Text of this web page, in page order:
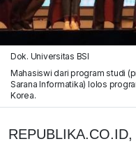
Dok. Universitas BSI
Mahasiswi dari program studi
Sarana Informatika) lolos
Korea.
REPUBLIKA.CO.ID,